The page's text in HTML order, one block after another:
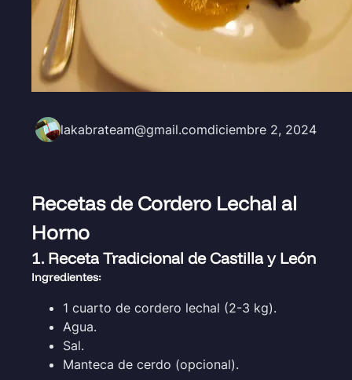
lakabrateam@gmail.comdiciembre 2, 2024
Recetas de Cordero Lechal al
Horno
1. Receta Tradicional de Castilla y León
Ingredientes:
1 cuarto de cordero lechal (2-3 kg).
Agua.
Sal.
Manteca de cerdo (opcional).